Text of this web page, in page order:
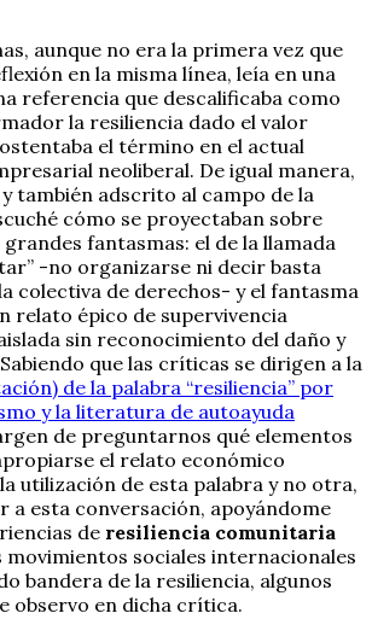
aunque no era la primera vez que
en la misma línea, leía en una
referencia que descalificaba como
la resiliencia dado el valor
el término en el actual
neoliberal. De igual manera,
también adscrito al campo de la
cómo se proyectaban sobre
fantasmas: el de la llamada
-no organizarse ni decir basta
colectiva de derechos- y el fantasma
relato épico de supervivencia
sin reconocimiento del daño y
que las críticas se dirigen a la
de la palabra “resiliencia” por
y la literatura de autoayuda
de preguntarnos qué elementos
el relato económico
utilización de esta palabra y no otra,
a esta conversación, apoyándome
de resiliencia comunitaria
movimientos sociales internacionales
bandera de la resiliencia, algunos
observo en dicha crítica.